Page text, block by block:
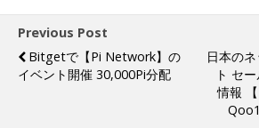
Previous Post
Bitgetで【Pi Network】の
イベント開催 30,000Pi分配
日本の
ト セ
情報